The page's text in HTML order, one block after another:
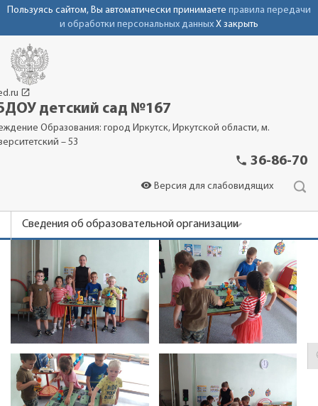
Пользуясь сайтом, Вы автоматически принимаете правила передачи
и обработки персональных данных X закрыть
launch
детский сад №167
Образования: город Иркутск, Иркутской области, м.
– 53
phone 36-86-70
visibility Версия для слабовидящих
Сведения об образовательной организации
Новости
Родителям
Фотоальбомы
Контакты